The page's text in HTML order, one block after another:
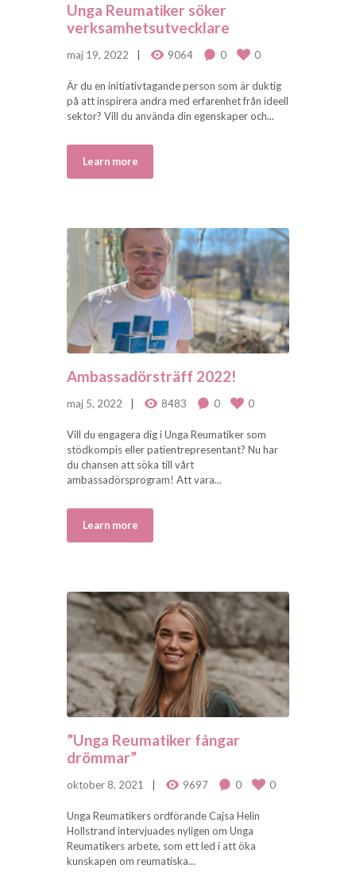
Unga Reumatiker söker
verksamhetsutvecklare
maj 19, 2022 9064 0 0
Är du en initiativtagande person som är duktig
på att inspirera andra med erfarenhet från ideell
sektor? Vill du använda din egenskaper och...
Learn more
Ambassadörsträff 2022!
maj 5, 2022 8483 0 0
Vill du engagera dig i Unga Reumatiker som
stödkompis eller patientrepresentant? Nu har
du chansen att söka till vårt
ambassadörsprogram! Att vara...
Learn more
”Unga Reumatiker fångar
drömmar”
oktober 8, 2021 9697 0 0
Unga Reumatikers ordförande Cajsa Helin
Hollstrand intervjuades nyligen om Unga
Reumatikers arbete, som ett led i att öka
kunskapen om reumatiska...